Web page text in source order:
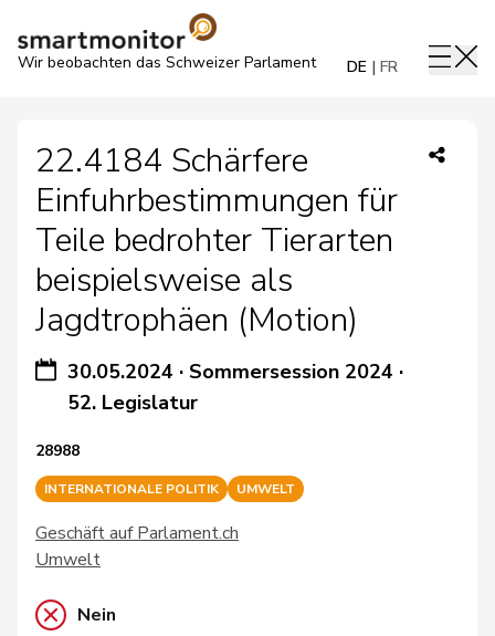
Wir beobachten das Schweizer Parlament DE FR
22.4184 Schärfere
Einfuhrbestimmungen für
Teile bedrohter Tierarten
beispielsweise als
Jagdtrophäen (Motion)
30.05.2024 ·Sommersession 2024 ·
52. Legislatur
28988
INTERNATIONALE POLITIK UMWELT
Geschäft auf Parlament.ch
Umwelt
Nein